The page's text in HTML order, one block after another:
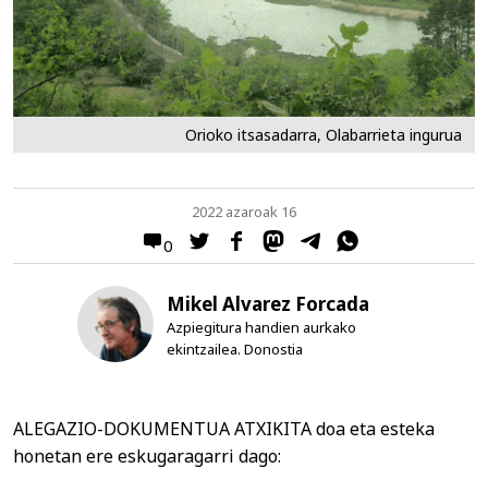
Orioko itsasadarra, Olabarrieta ingurua
0
2022 azaroak 16
Mikel Alvarez Forcada
Azpiegitura handien aurkako
ekintzailea. Donostia
ALEGAZIO-DOKUMENTUA ATXIKITA doa eta esteka
honetan ere eskugaragarri dago: